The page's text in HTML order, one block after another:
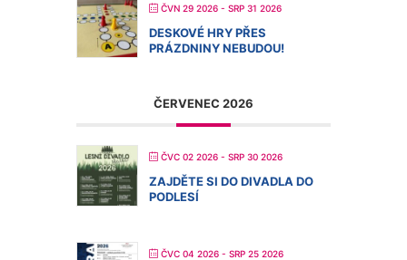
ČVN 29 2026 - SRP 31 2026
DESKOVÉ HRY PŘES
PRÁZDNINY NEBUDOU!
ČERVENEC 2026
ČVC 02 2026 - SRP 30 2026
ZAJDĚTE SI DO DIVADLA DO
PODLESÍ
ČVC 04 2026 - SRP 25 2026